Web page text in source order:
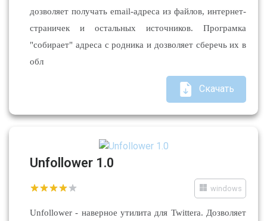
дозволяет получать email-адреса из файлов, интернет-
страничек и остальных источников. Програмка
"собирает" адреса с родника и дозволяет сберечь их в
обл
Скачать
Unfollower 1.0
windows
Unfollower - наверное утилита для Twittera. Дозволяет